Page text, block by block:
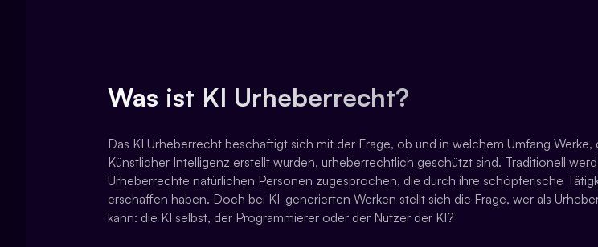
Was ist KI Urheberrecht?
Das KI Urheberrecht beschäftigt sich mit der Frage, ob und in welchem Umfang Werke,
Künstlicher Intelligenz erstellt wurden, urheberrechtlich geschützt sind. Traditionell
Urheberrechte natürlichen Personen zugesprochen, die durch ihre schöpferische
erschaffen haben. Doch bei KI-generierten Werken stellt sich die Frage, wer als
kann: die KI selbst, der Programmierer oder der Nutzer der KI?